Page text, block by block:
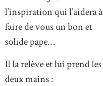
l’inspiration qui l’aidera à
faire de vous un bon et
solide pape…
Il la relève et lui prend les
deux mains :